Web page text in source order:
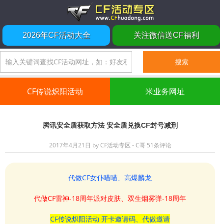
2026年CF活动大全 关注微信送CF福利
CF传说炽阳活动 米业务网址
腾讯安全盾获取方法 安全盾兑换CF封号减刑
2017年4月21日 byCF活动专区 - C哥 51条评论
代做CF女仆喵喵、高爆麟龙
代做CF雷神-18周年派对皮肤、双生烟雾弹-18周年
CF传说炽阳活动 开卡邀请码、代做邀请